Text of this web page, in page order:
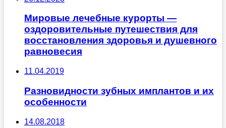
Мировые лечебные курорты —
оздоровительные путешествия для
восстановления здоровья и душевного
равновесия
11.04.2019
Разновидности зубных имплантов и их
особенности
14.08.2018